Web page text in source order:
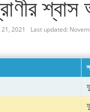
শ্বাস
2021 Last updated: